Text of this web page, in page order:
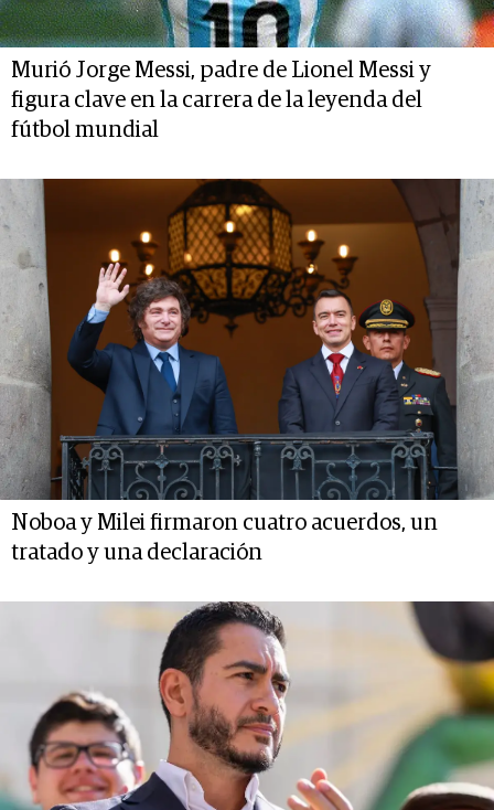
Murió Jorge Messi, padre de Lionel Messi y
figura clave en la carrera de la leyenda del
fútbol mundial
Noboa y Milei firmaron cuatro acuerdos, un
tratado y una declaración